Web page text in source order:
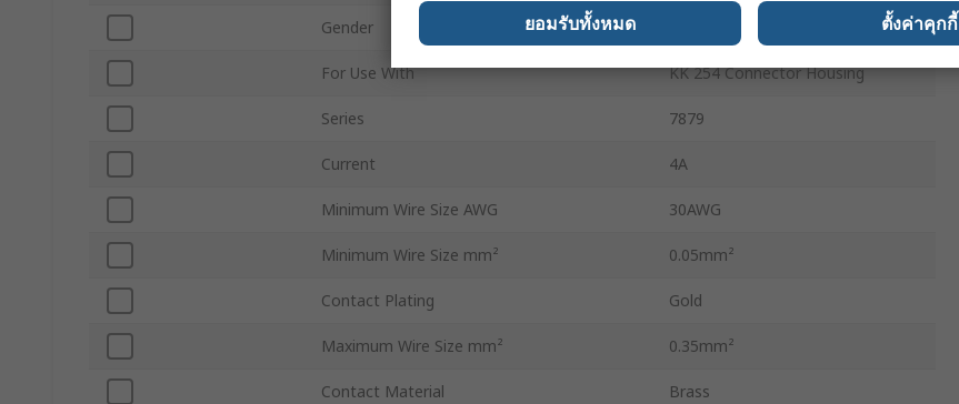
Gender
For Use With KK 254 Connector Housing
Series 7879
Current 4A
Minimum Wire Size AWG 30AWG
Minimum Wire Size mm² 0.05mm²
Contact Plating Gold
Maximum Wire Size mm² 0.35mm²
Contact Material Brass
ยอมรับทั้งหมด ตั้งค่าคุกกี้